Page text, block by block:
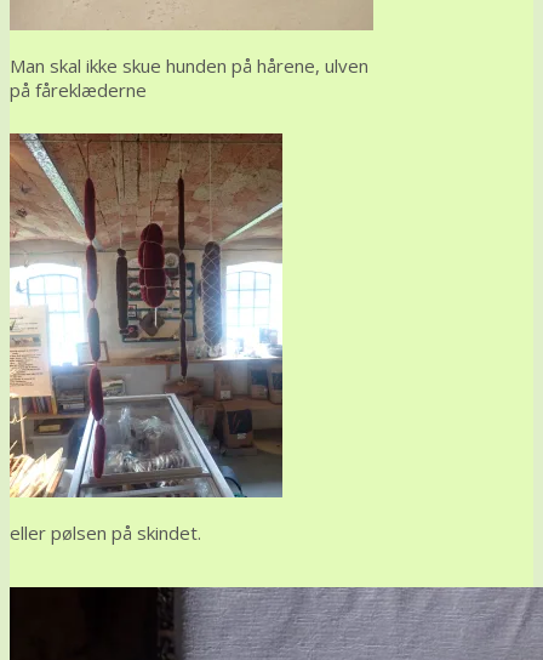
Man skal ikke skue hunden på hårene, ulven
på fåreklæderne
eller pølsen på skindet.